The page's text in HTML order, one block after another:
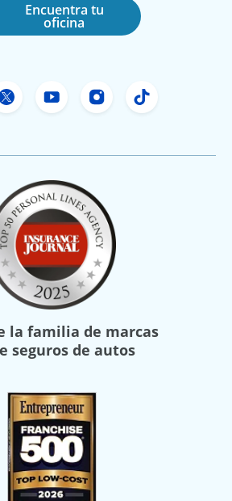
Encuentra tu
oficina
de Freeway Insurance
X de Freeway Insurance
YouTube de Freeway
Instagram
TikTok
la familia de marcas
seguros de autos